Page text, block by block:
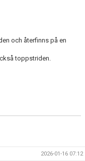
och återfinns på en
toppstriden.
2026-01-16 07:12